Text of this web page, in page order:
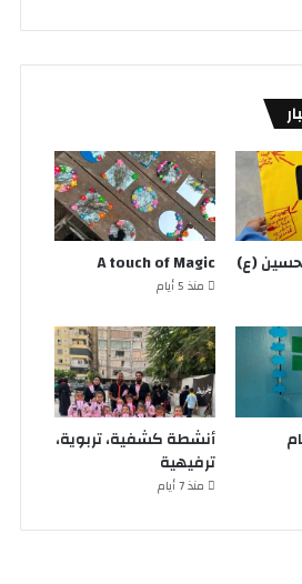
(ع) A touch of Magic
منذ 5 أيام
أنشطة كشفية، تربوية،
ترفيهية
منذ 7 أيام